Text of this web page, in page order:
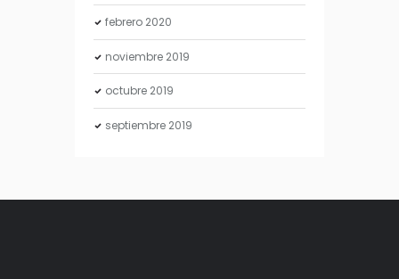
febrero 2020
noviembre 2019
octubre 2019
septiembre 2019